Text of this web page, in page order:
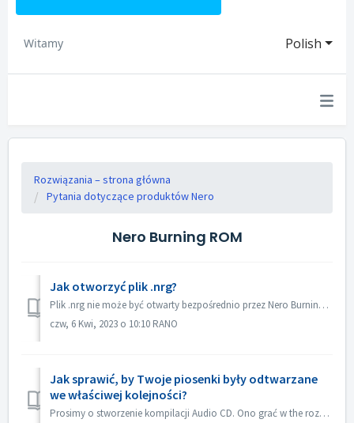
Polish
Witamy
Rozwiązania – strona główna
Pytania dotyczące produktów Nero
Nero Burning ROM
Jak otworzyć plik .nrg?
Plik .nrg nie może być otwarty bezpośrednio przez Nero Burning ROM. Możesz nagrać plik nrg na płytę za pomocą Nero Burning ROM. Lub użyj oprogramowania do ...
czw, 6 Kwi, 2023 o 10:10 RANO
Jak sprawić, by Twoje piosenki były odtwarzane
we właściwej kolejności?
Prosimy o stworzenie kompilacji Audio CD. Ono grać w the rozkaz który ty dodawać the kartoteka. Jeżeli ty tworzyć z inny kompilacja che palić w facto dane d...